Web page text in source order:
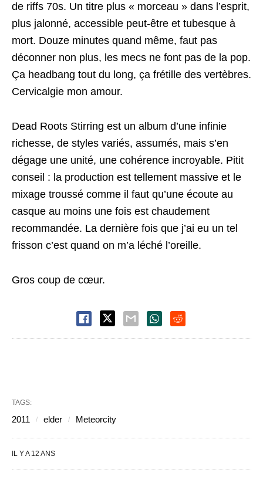
de riffs 70s. Un titre plus « morceau » dans l’esprit,
plus jalonné, accessible peut-être et tubesque à
mort. Douze minutes quand même, faut pas
déconner non plus, les mecs ne font pas de la pop.
Ça headbang tout du long, ça frétille des vertèbres.
Cervicalgie mon amour.
Dead Roots Stirring est un album d’une infinie
richesse, de styles variés, assumés, mais s’en
dégage une unité, une cohérence incroyable. Pitit
conseil : la production est tellement massive et le
mixage troussé comme il faut qu’une écoute au
casque au moins une fois est chaudement
recommandée. La dernière fois que j’ai eu un tel
frisson c’est quand on m’a léché l’oreille.
Gros coup de cœur.
TAGS:
2011 elder Meteorcity
IL Y A 12 ANS